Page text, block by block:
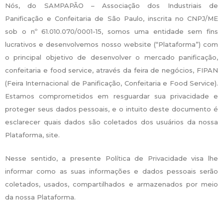
Nós, do SAMPAPÃO – Associação dos Industriais de
Panificação e Confeitaria de São Paulo, inscrita no CNPJ/ME
sob o nº 61.010.070/0001-15, somos uma entidade sem fins
lucrativos e desenvolvemos nosso website (“Plataforma”) com
o principal objetivo de desenvolver o mercado panificação,
confeitaria e food service, através da feira de negócios, FIPAN
(Feira Internacional de Panificação, Confeitaria e Food Service).
Estamos comprometidos em resguardar sua privacidade e
proteger seus dados pessoais, e o intuito deste documento é
esclarecer quais dados são coletados dos usuários da nossa
Plataforma, site.
Nesse sentido, a presente Política de Privacidade visa lhe
informar como as suas informações e dados pessoais serão
coletados, usados, compartilhados e armazenados por meio
da nossa Plataforma.